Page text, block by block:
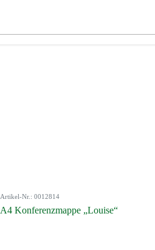
Artikel-Nr.: 0012814
A4 Konferenzmappe „Louise“